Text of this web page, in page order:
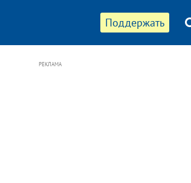
Поддержать
РЕКЛАМА